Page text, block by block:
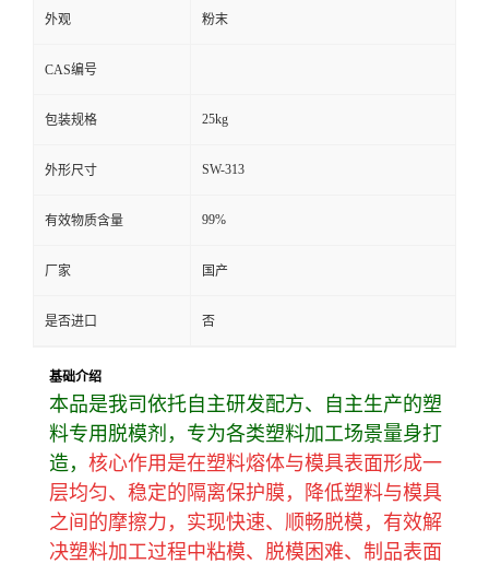
外观 粉末
CAS编号
包装规格 25kg
外形尺寸 SW-313
有效物质含量 99%
厂家 国产
是否进口 否
基础介绍
本品是我司依托自主研发配方、自主生产的塑
料专用脱模剂，专为各类塑料加工场景量身打
造， 核心作用是在塑料熔体与模具表面形成一
层均匀、稳定的隔离保护膜，降低塑料与模具
之间的摩擦力，实现快速、顺畅脱模，有效解
决塑料加工过程中粘模、脱模困难、制品表面